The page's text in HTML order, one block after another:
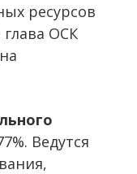
ресурсов
глава ОСК
Ведутся